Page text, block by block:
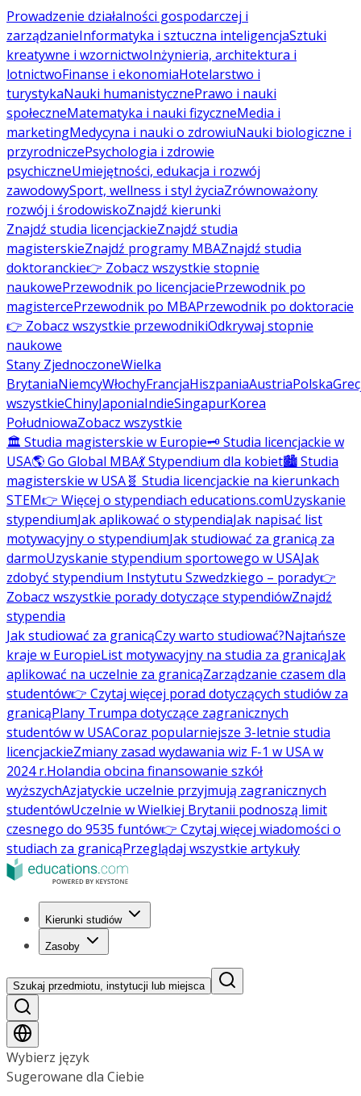
Prowadzenie działalności gospodarczej i
zarządzanieInformatyka i sztuczna inteligencjaSztuki
kreatywne i wzornictwoInżynieria, architektura i
lotnictwoFinanse i ekonomiaHotelarstwo i
turystykaNauki humanistycznePrawo i nauki
społeczneMatematyka i nauki fizyczneMedia i
marketingMedycyna i nauki o zdrowiuNauki biologiczne i
przyrodniczePsychologia i zdrowie
psychiczneUmiejętności, edukacja i rozwój
zawodowySport, wellness i styl życiaZrównoważony
rozwój i środowiskoZnajdź kierunki
Znajdź studia licencjackieZnajdź studia
magisterskieZnajdź programy MBAZnajdź studia
doktoranckie👉 Zobacz wszystkie stopnie
naukowePrzewodnik po licencjaciePrzewodnik po
magistercePrzewodnik po MBAPrzewodnik po doktoracie
👉 Zobacz wszystkie przewodnikiOdkrywaj stopnie
naukowe
Stany ZjednoczoneWielka
BrytaniaNiemcyWłochyFrancjaHiszpaniaAustriaPolska
wszystkieChinyJaponiaIndieSingapurKorea
PołudniowaZobacz wszystkie
🏛️ Studia magisterskie w Europie🗝️ Studia licencjackie w
USA🌎 Go Global MBA💃 Stypendium dla kobiet🏙️ Studia
magisterskie w USA🧬 Studia licencjackie na kierunkach
STEM👉 Więcej o stypendiach educations.comUzyskanie
stypendiumJak aplikować o stypendiaJak napisać list
motywacyjny o stypendiumJak studiować za granicą za
darmoUzyskanie stypendium sportowego w USAJak
zdobyć stypendium Instytutu Szwedzkiego – porady👉
Zobacz wszystkie porady dotyczące stypendiówZnajdź
stypendia
Jak studiować za granicąCzy warto studiować?Najtańsze
kraje w EuropieList motywacyjny na studia za granicąJak
aplikować na uczelnie za granicąZarządzanie czasem dla
studentów👉 Czytaj więcej porad dotyczących studiów za
granicąPlany Trumpa dotyczące zagranicznych
studentów w USACoraz popularniejsze 3-letnie studia
licencjackieZmiany zasad wydawania wiz F-1 w USA w
2024 r.Holandia obcina finansowanie szkół
wyższychAzjatyckie uczelnie przyjmują zagranicznych
studentówUczelnie w Wielkiej Brytanii podnoszą limit
czesnego do 9535 funtów👉 Czytaj więcej wiadomości o
studiach za granicąPrzeglądaj wszystkie artykuły
Kierunki studiów
Zasoby
Szukaj przedmiotu, instytucji lub miejsca
Wybierz język
Sugerowane dla Ciebie